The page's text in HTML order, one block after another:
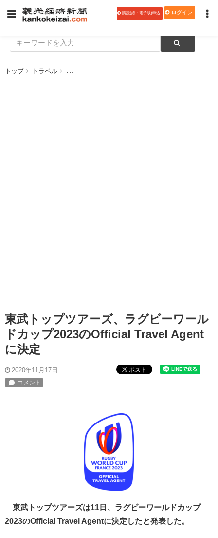
購読(紙・電子版)申込 ログイン
トップ トラベル 東武トップツアーズ、ラグビーワールドカップ2023
東武トップツアーズ、ラグビーワール
ドカップ2023のOfficial Travel Agent
に決定
2020年11月17日 ポスト
東武トップツアーズは11日、ラグビーワールドカップ
2023のOfficial Travel Agentに決定したと発表した。